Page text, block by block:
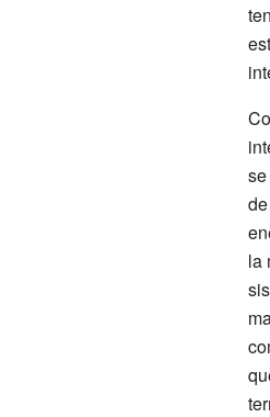
la